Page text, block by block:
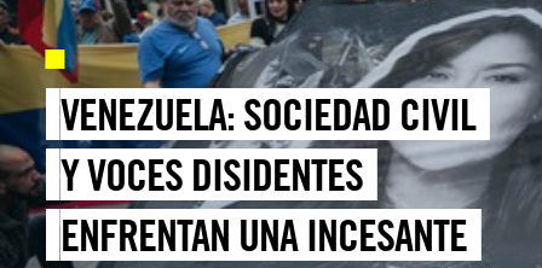
VENEZUELA: SOCIEDAD CIVIL
Y VOCES DISIDENTES
ENFRENTAN UNA INCESANTE